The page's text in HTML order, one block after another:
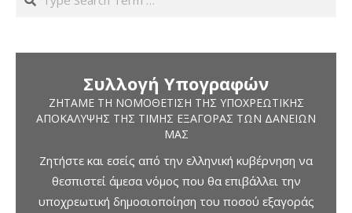
Συλλογή Υπογραφών
ΖΗΤΆΜΕ ΤΗ ΝΟΜΟΘΈΤΙΣΗ ΤΗΣ ΥΠΟΧΡΕΩΤΙΚΉΣ
ΑΠΟΚΆΛΥΨΗΣ ΤΗΣ ΤΙΜΉΣ ΕΞΑΓΟΡΆΣ ΤΩΝ ΔΑΝΕΊΩΝ
ΜΑΣ
Ζητήστε και εσείς από την ελληνική κυβέρνηση να
θεσπιστεί άμεσα νόμος που θα επιβάλλει την
υποχρεωτική δημοσιοποίηση του ποσού εξαγοράς